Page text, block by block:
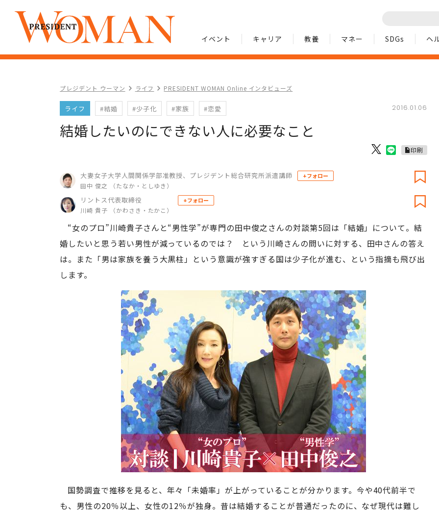
イベント キャリア 教養 マネー SDGs ヘ
プレジデント ウーマン ライフ PRESIDENT WOMAN Online インタビューズ
ライフ #結婚 #少子化 #家族 #恋愛 2016.01.06
結婚したいのにできない人に必要なこと
印刷
大妻女子大学人間関係学部准教授、プレジデント総合研究所派遣講師
田中 俊之 （たなか・としゆき）
+フォロー
リントス代表取締役
川崎 貴子 （かわさき・たかこ）
+フォロー
“女のプロ”川崎貴子さんと“男性学”が専門の田中俊之さんの対談第5回は「結婚」について。結
婚したいと思う若い男性が減っているのでは？ という川崎さんの問いに対する、田中さんの答え
は。また「男は家族を養う大黒柱」という意識が強すぎる国は少子化が進む、という指摘も飛び出
します。
国勢調査で推移を見ると、年々「未婚率」が上がっていることが分かります。今や40代前半で
も、男性の20％以上、女性の12％が独身。昔は結婚することが普通だったのに、なぜ現代は難し